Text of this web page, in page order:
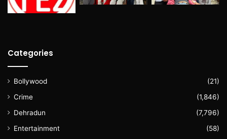
Categories
Bollywood
(21)
Crime
(1,846)
Dehradun
(7,796)
Entertainment
(58)